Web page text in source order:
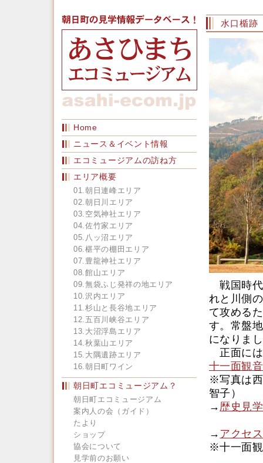
Home
ニュース＆イベント情報
エコミュージアムの訪ね方
エリア概要
01.朝日連峰エリア
02.朝日川エリア
03.空気神社エリア
04.佐竹家エリア
05.八ッ沼エリア
06.椹平の棚田エリア
07.豊龍神社エリア
08.館山エリア
09.無袋ふじ発祥の地エリア
10.沢内エリア
11.杉山と長谷地エリア
12.五百川峡谷エリア
13.大沼浮島エリア
14.秋葉山エリア
15.大隅遺跡エリア
16.朝日町ワイン
朝日町エコミュージアム？
朝日町エコミュージアム
案内人の会（ガイド）
たより
ショップ
協会について
見学前のお願い
水口楯跡
戦国時代
れと川側
て攻める
す。常盤
になりま
正面には
十一面観
※写真は
智子）
→ 歴史見
→ アクセ
※十一面